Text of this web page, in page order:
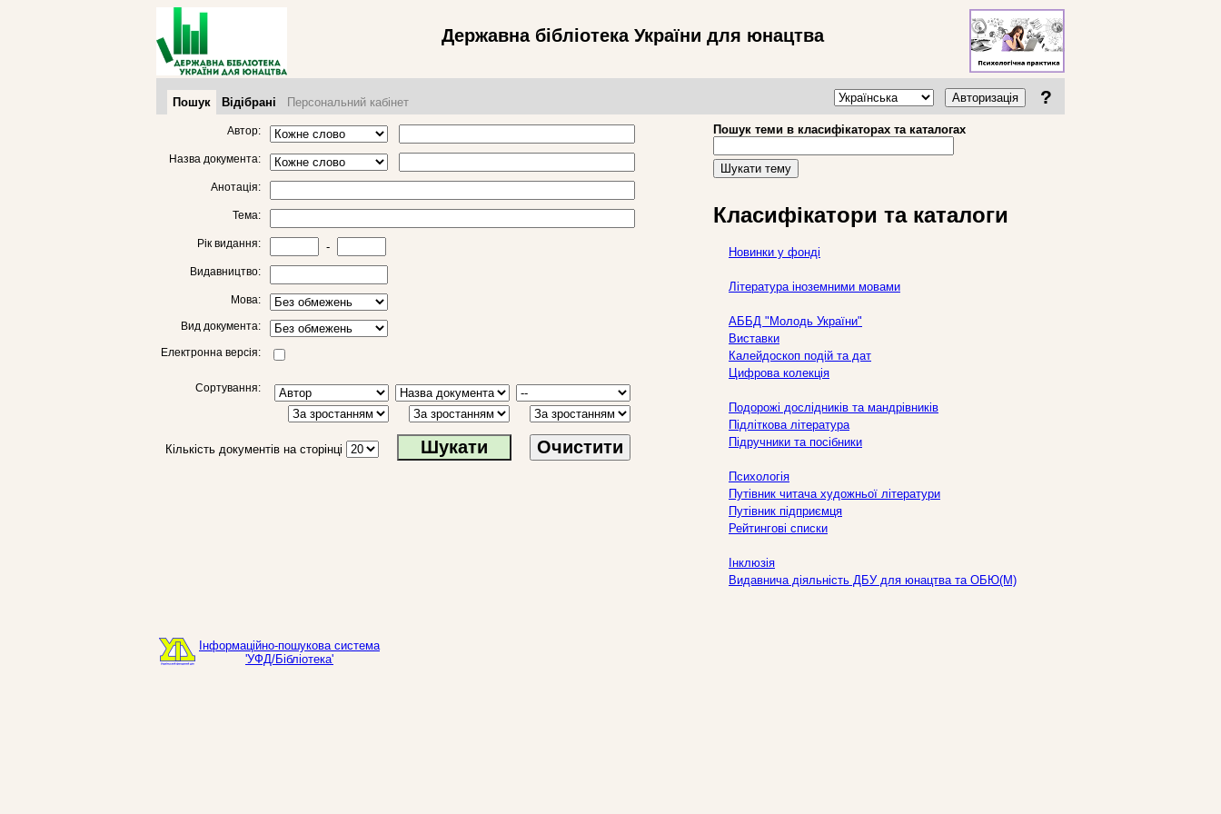
Державна бібліотека України для юнацтва
Пошук Відібрані Персональний кабінет Авторизація ?
Автор:
Назва документа:
Анотація:
Тема:
Рік видання: -
Видавництво:
Мова:
Вид документа:
Електронна версія:
Сортування:
Кількість документів на сторінці Очистити
Пошук теми в класифікаторах та каталогах
Шукати тему
Класифікатори та каталоги
Новинки у фонді
Література іноземними мовами
АББД "Молодь України"
Виставки
Калейдоскоп подій та дат
Цифрова колекція
Подорожі дослідників та мандрівників
Підліткова література
Підручники та посібники
Психологія
Путівник читача художньої літератури
Путівник підприємця
Рейтингові списки
Інклюзія
Видавнича діяльність ДБУ для юнацтва та ОБЮ(М)
Інформаційно-пошукова система
'УФД/Бібліотека'